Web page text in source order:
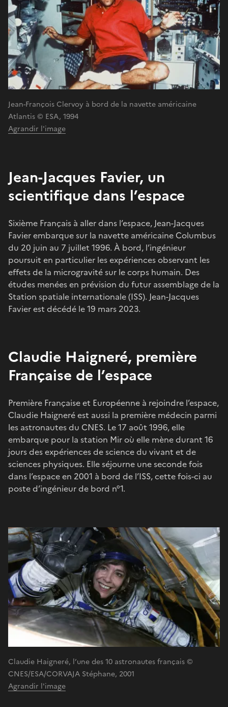
Jean-François Clervoy à bord de la navette américaine
Atlantis © ESA, 1994
Agrandir l'image
Jean-Jacques Favier, un
scientifique dans l’espace
Sixième Français à aller dans l’espace, Jean-Jacques
Favier embarque sur la navette américaine Columbus
du 20 juin au 7 juillet 1996. À bord, l’ingénieur
poursuit en particulier les expériences observant les
effets de la microgravité sur le corps humain. Des
études menées en prévision du futur assemblage de la
Station spatiale internationale (ISS). Jean-Jacques
Favier est décédé le 19 mars 2023.
Claudie Haigneré, première
Française de l’espace
Première Française et Européenne à rejoindre l’espace,
Claudie Haigneré est aussi la première médecin parmi
les astronautes du CNES. Le 17 août 1996, elle
embarque pour la station Mir où elle mène durant 16
jours des expériences de science du vivant et de
sciences physiques. Elle séjourne une seconde fois
dans l’espace en 2001 à bord de l’ISS, cette fois-ci au
poste d’ingénieur de bord n°1.
Claudie Haigneré, l’une des 10 astronautes français ©
CNES/ESA/CORVAJA Stéphane, 2001
Agrandir l'image